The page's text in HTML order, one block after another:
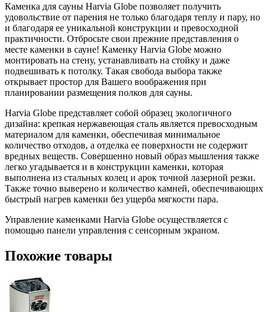
Каменка для сауны Harvia Globe позволяет получить
удовольствие от парения не только благодаря теплу и пару, но
и благодаря ее уникальной конструкции и превосходной
практичности. Отбросьте свои прежние представления о
месте каменки в сауне! Каменку Harvia Globe можно
монтировать на стену, устанавливать на стойку и даже
подвешивать к потолку. Такая свобода выбора также
открывает простор для Вашего воображения при
планировании размещения полков для сауны.
Harvia Globe представляет собой образец экологичного
дизайна: крепкая нержавеющая сталь является превосходным
материалом для каменки, обеспечивая минимальное
количество отходов, а отделка ее поверхности не содержит
вредных веществ. Совершенно новый образ мышления также
легко угадывается и в конструкции каменки, которая
выполнена из стальных колец и арок точной лазерной резки.
Также точно выверено и количество камней, обеспечивающих
быстрый нагрев каменки без ущерба мягкости пара.
Управление каменками Harvia Globe осуществляется с
помощью панели управления с сенсорным экраном.
Похожие товары